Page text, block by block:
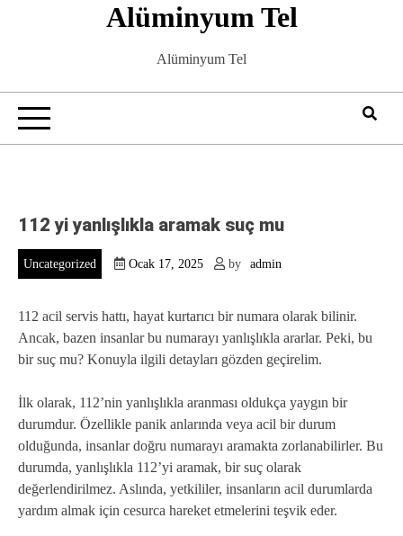
Alüminyum Tel
Alüminyum Tel
112 yi yanlışlıkla aramak suç mu
Uncategorized Ocak 17, 2025 by admin
112 acil servis hattı, hayat kurtarıcı bir numara olarak bilinir.
Ancak, bazen insanlar bu numarayı yanlışlıkla ararlar. Peki, bu
bir suç mu? Konuyla ilgili detayları gözden geçirelim.
İlk olarak, 112’nin yanlışlıkla aranması oldukça yaygın bir
durumdur. Özellikle panik anlarında veya acil bir durum
olduğunda, insanlar doğru numarayı aramakta zorlanabilirler. Bu
durumda, yanlışlıkla 112’yi aramak, bir suç olarak
değerlendirilmez. Aslında, yetkililer, insanların acil durumlarda
yardım almak için cesurca hareket etmelerini teşvik eder.